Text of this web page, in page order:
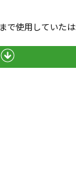
使用していた